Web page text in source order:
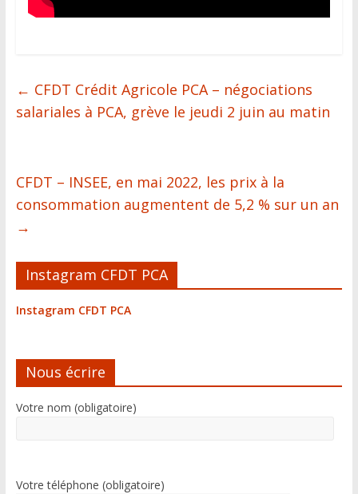
← CFDT Crédit Agricole PCA – négociations
salariales à PCA, grève le jeudi 2 juin au matin
CFDT – INSEE, en mai 2022, les prix à la
consommation augmentent de 5,2 % sur un an
→
Instagram CFDT PCA
Instagram CFDT PCA
Nous écrire
Votre nom (obligatoire)
Votre téléphone (obligatoire)